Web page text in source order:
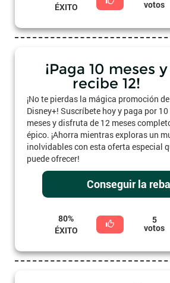
ÉXITO
votos
¡Paga 10 meses y
recibe 12!
¡No te pierdas la mágica promoción de
Disney+! Suscríbete hoy y paga por 10
meses y disfruta de 12 meses
épico. ¡Ahorra mientras exploras un
inolvidables con esta oferta especial
puede ofrecer!
Conseguir la
80%
ÉXITO
5
votos